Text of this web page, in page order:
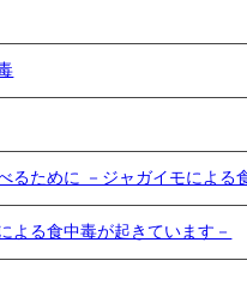
るために －ジャガイモによる
よる食中毒が起きています－